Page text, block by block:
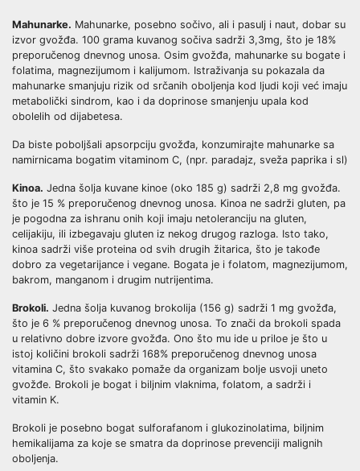
Mahunarke. Mahunarke, posebno sočivo, ali i pasulj i naut, dobar su
izvor gvožđa. 100 grama kuvanog sočiva sadrži 3,3mg, što je 18%
preporučenog dnevnog unosa. Osim gvožđa, mahunarke su bogate i
folatima, magnezijumom i kalijumom. Istraživanja su pokazala da
mahunarke smanjuju rizik od srčanih oboljenja kod ljudi koji već imaju
metabolički sindrom, kao i da doprinose smanjenju upala kod
obolelih od dijabetesa.
Da biste poboljšali apsorpciju gvožđa, konzumirajte mahunarke sa
namirnicama bogatim vitaminom C, (npr. paradajz, sveža paprika i sl)
Kinoa. Jedna šolja kuvane kinoe (oko 185 g) sadrži 2,8 mg gvožđa.
što je 15 % preporučenog dnevnog unosa. Kinoa ne sadrži gluten, pa
je pogodna za ishranu onih koji imaju netoleranciju na gluten,
celijakiju, ili izbegavaju gluten iz nekog drugog razloga. Isto tako,
kinoa sadrži više proteina od svih drugih žitarica, što je takođe
dobro za vegetarijance i vegane. Bogata je i folatom, magnezijumom,
bakrom, manganom i drugim nutrijentima.
Brokoli. Jedna šolja kuvanog brokolija (156 g) sadrži 1 mg gvožđa,
što je 6 % preporučenog dnevnog unosa. To znači da brokoli spada
u relativno dobre izvore gvožđa. Ono što mu ide u priloe je što u
istoj količini brokoli sadrži 168% preporučenog dnevnog unosa
vitamina C, što svakako pomaže da organizam bolje usvoji uneto
gvožđe. Brokoli je bogat i biljnim vlaknima, folatom, a sadrži i
vitamin K.
Brokoli je posebno bogat sulforafanom i glukozinolatima, biljnim
hemikalijama za koje se smatra da doprinose prevenciji malignih
oboljenja.